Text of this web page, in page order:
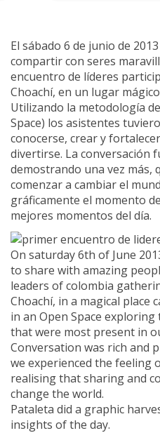
El sábado 6 de junio de
compartir con seres
encuentro de líderes
Choachí, en un lugar
Utilizando la metodología
Space) los asistentes
conocerse, crear y
divertirse. La conversación
demostrando una vez más,
comenzar a cambiar el
gráficamente el momento
mejores momentos del día.
On saturday 6th of June
to share with amazing
leaders of colombia
Choachí, in a magical place
in an Open Space
that were most present in
Conversation was rich and
we experienced the feeling
realising that sharing and
change the world.
Pataleta did a graphic
insights of the day.